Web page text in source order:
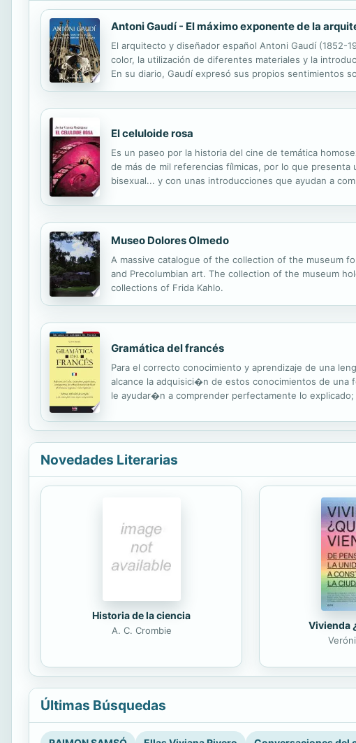
Antoni Gaudí - El máximo exponente de la
El arquitecto y diseñador español Antoni Gaudí
color, la utilización de diferentes materiales y la
En su diario, Gaudí expresó sus propios sentimientos
El celuloide rosa
Es un paseo por la historia del cine de temática
de más de mil referencias fílmicas, por lo que
bisexual... y con unas introducciones que ayudan a
Museo Dolores Olmedo
A massive catalogue of the collection of the museum
and Precolumbian art. The collection of the museum
collections of Frida Kahlo.
Gramática del francés
Para el correcto conocimiento y aprendizaje de una
alcance la adquisici�n de estos conocimientos de
le ayudar�n a comprender perfectamente lo
Novedades Literarias
Historia de la ciencia
A. C. Crombie Vivienda
Últimas Búsquedas